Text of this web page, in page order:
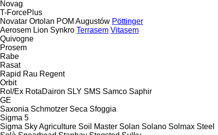
Novag
T-ForcePlus
Novatar Ortolan POM Augustów Pöttinger
Aerosem Lion Synkro Terrasem Vitasem
Quivogne
Prosem
Rabe
Rasat
Rapid Rau Regent
Orbit
Rol/Ex RotaDairon SLY SMS Samco Saphir
GE
Saxonia Schmotzer Seca Sfoggia
Sigma 5
Sigma Sky Agriculture Soil Master Solan Solano Solmax Steel